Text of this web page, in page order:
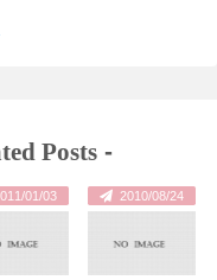
Posts-
01/03 2010/08/24